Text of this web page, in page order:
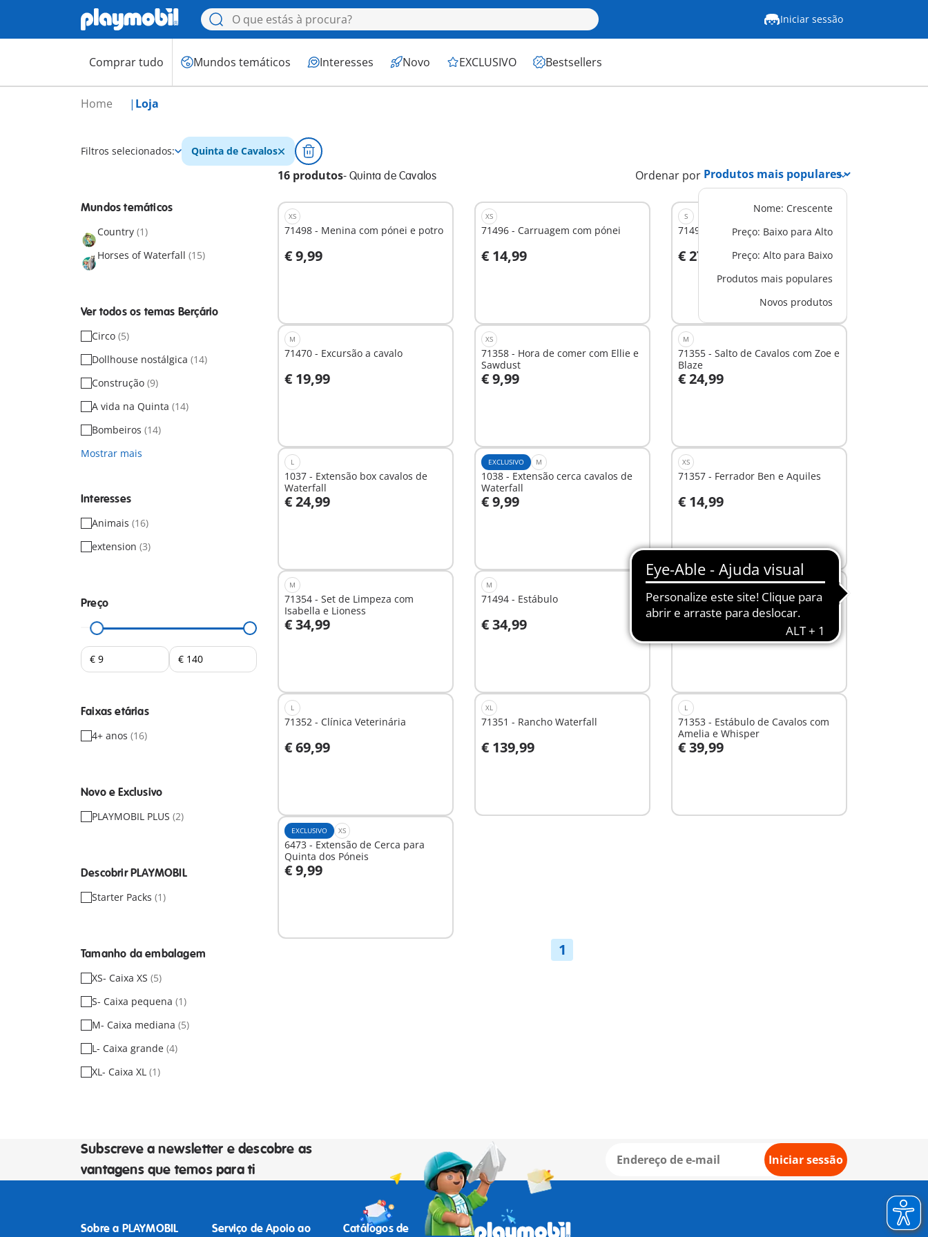
Iniciar sessão
Comprar tudo Mundos temáticos Interesses Novo EXCLUSIVO Bestsellers
Home Loja
Filtros selecionados: Quinta de Cavalos
16 produtos- Quinta de Cavalos Ordenar por
Nome: Crescente
Preço: Baixo para Alto
Preço: Alto para Baixo
Produtos mais populares
Novos produtos
Mundos temáticos
Country (1)
Horses of Waterfall (15)
Ver todos os temas Berçário
Circo (5)
Dollhouse nostálgica (14)
Construção (9)
A vida na Quinta (14)
Bombeiros (14)
Mostrar mais
Interesses
Animais (16)
extension (3)
Preço
Faixas etárias
4+ anos (16)
Novo e Exclusivo
PLAYMOBIL PLUS (2)
Descobrir PLAYMOBIL
Starter Packs (1)
Tamanho da embalagem
XS- Caixa XS (5)
S- Caixa pequena (1)
M- Caixa mediana (5)
L- Caixa grande (4)
XL- Caixa XL (1)
XS
71498 - Menina com pónei e potro
€ 9,99
Ao carrinho
XS
71496 - Carruagem com pónei
€ 14,99
Ao carrinho
S
71495 - Torneio de póneis
€ 27,99
Ao carrinho
M
71470 - Excursão a cavalo
€ 19,99
Ao carrinho
XS
71358 - Hora de comer com Ellie e
Sawdust
€ 9,99
Ao carrinho
M
71355 - Salto de Cavalos com Zoe e
Blaze
€ 24,99
Ao carrinho
L
1037 - Extensão box cavalos de
Waterfall
€ 24,99
Ao carrinho
EXCLUSIVO M
1038 - Extensão cerca cavalos de
Waterfall
€ 9,99
Ao carrinho
XS
71357 - Ferrador Ben e Aquiles
€ 14,99
Ao carrinho
M
71354 - Set de Limpeza com
Isabella e Lioness
€ 34,99
Ao carrinho
M
71494 - Estábulo
€ 34,99
L
71493 - Escola móvel de equitação
L
71352 - Clínica Veterinária
€ 69,99
XL
71351 - Rancho Waterfall
€ 139,99
L
71353 - Estábulo de Cavalos com
Amelia e Whisper
€ 39,99
EXCLUSIVO XS
6473 - Extensão de Cerca para
Quinta dos Póneis
€ 9,99
1
Subscreve a newsletter e descobre as
vantagens que temos para ti
Iniciar sessão
Sobre a PLAYMOBIL
Serviço de Apoio ao
Catálogos de